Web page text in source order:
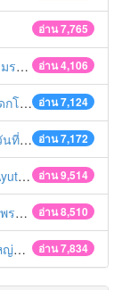
อ่าน 7,765
อ่าน 4,106
อ่าน 7,124
ลก
อ่าน 7,172
อ่าน 9,514
อ่าน 8,510
อ่าน 7,834
ฯ